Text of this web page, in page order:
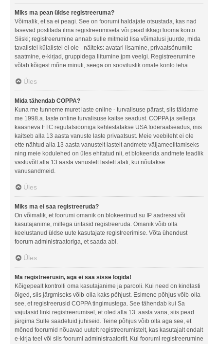
Miks ma pean üldse registreeruma?
Võimalik, et sa ei peagi. See on foorumi haldajate otsustada, kas nad
lasevad postitada ilma registreerimiseta või pead ikkagi looma konto.
Siiski; registreerumine annab sulle mitmeid lisa võimalusi juurde, mida
tavalistel külalistel ei ole - näiteks: avatari lisamine, privaatsõnumite
saatmine, e-kirjad, gruppidega liitumine jpm veelgi. Registreerumine
võtab kõigest mõne minuti, seega on soovituslik omale konto teha.
Üles
Mida tähendab COPPA?
Kuna me tunneme muret laste online - turvalisuse pärast, siis täidame
me 1998.a. laste online turvalisuse kaitse seadust. COPPA ja sellega
kaasneva FTC regulatsiooniga kehtestatakse USA föderaalseadus, mis
kaitseb alla 13 aasta vanuste laste privaatsust. Meie veebileht ei ole
ette nähtud alla 13 aasta vanustelt lastelt andmete väljameelitamiseks
ning meie kodulehed on üles ehitatud nii, et blokeerida andmete teadlik
vastuvõtt alla 13 aasta vanustelt lastelt alati, kui nõutakse
vanusandmeid.
Üles
Miks ma ei saa registreeruda?
On võimalik, et foorumi omanik on blokeerinud su IP aadressi või
kasutajanime, millega üritasid registreeruda. Omanik võib olla
keelustanud üldse uute kasutajate registreerimise. Võta ühendust
foorum administraatoriga, et saada abi.
Üles
Ma registreerusin, aga ei saa sisse logida!
Kõigepealt kontrolli oma kasutajanime ja parooli. Kui need on kindlasti
õiged, siis järgmiseks võib-olla kaks põhjust. Esimene põhjus võib-olla
see, et registreerusid COPPA tingimustega. See tähendab kui Sa
vajutasid linki registreerumisel, et oled alla 13. aasta vana, siis pead
järgima Sulle saadetuid juhiseid. Teine põhjus võib olla aga see, et
mõned foorumid nõuavad uutelt registreerumistelt, kas kasutajalt endalt
e-kirja teel või siis foorumi administraatorilt. Kui foorumi registreerumine